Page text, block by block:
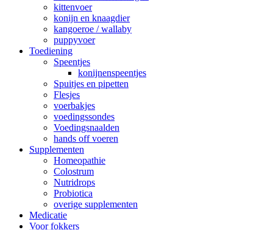
kittenvoer
konijn en knaagdier
kangoeroe / wallaby
puppyvoer
Toediening
Speentjes
konijnenspeentjes
Spuitjes en pipetten
Flesjes
voerbakjes
voedingssondes
Voedingsnaalden
hands off voeren
Supplementen
Homeopathie
Colostrum
Nutridrops
Probiotica
overige supplementen
Medicatie
Voor fokkers